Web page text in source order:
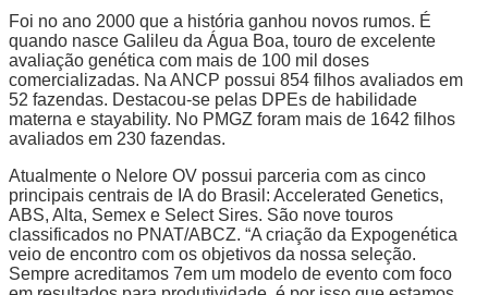
Foi no ano 2000 que a história ganhou novos rumos. É
quando nasce Galileu da Água Boa, touro de excelente
avaliação genética com mais de 100 mil doses
comercializadas. Na ANCP possui 854 filhos avaliados em
52 fazendas. Destacou-se pelas DPEs de habilidade
materna e stayability. No PMGZ foram mais de 1642 filhos
avaliados em 230 fazendas.
Atualmente o Nelore OV possui parceria com as cinco
principais centrais de IA do Brasil: Accelerated Genetics,
ABS, Alta, Semex e Select Sires. São nove touros
classificados no PNAT/ABCZ. “A criação da Expogenética
veio de encontro com os objetivos da nossa seleção.
Sempre acreditamos 7em um modelo de evento com foco